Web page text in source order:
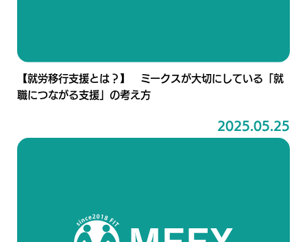
【就労移行支援とは？】 ミークスが大切にしている「就
職につながる支援」の考え方
2025.05.25